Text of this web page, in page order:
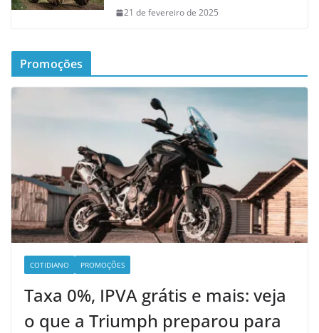
21 de fevereiro de 2025
Promoções
COTIDIANO PROMOÇÕES
Taxa 0%, IPVA grátis e mais: veja
o que a Triumph preparou para